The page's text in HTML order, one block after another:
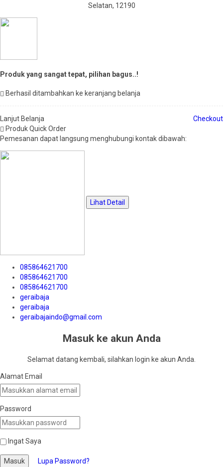
Selatan, 12190
Produk yang sangat tepat, pilihan bagus..!
Berhasil ditambahkan ke keranjang belanja
Lanjut Belanja
Checkout
Produk Quick Order
Pemesanan dapat langsung menghubungi kontak dibawah:
Lihat Detail
085864621700
085864621700
085864621700
geraibaja
geraibaja
geraibajaindo@gmail.com
Masuk ke akun Anda
Selamat datang kembali, silahkan login ke akun Anda.
Alamat Email
Password
Ingat Saya
Masuk Lupa Password?